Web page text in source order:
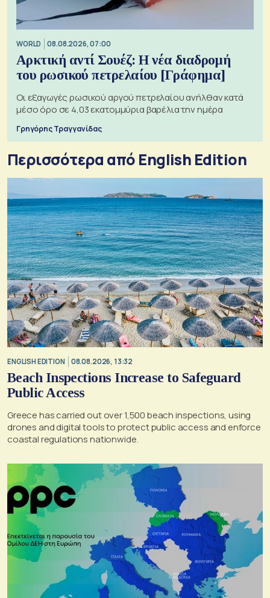
WORLD 08.08.2026, 07:00
Αρκτική αντί Σουέζ: Η νέα διαδρομή
του ρωσικού πετρελαίου [Γράφημα]
Οι εξαγωγές ρωσικού αργού πετρελαίου ανήλθαν κατά
μέσο όρο σε 4,03 εκατομμύρια βαρέλια την ημέρα
Γρηγόρης Τραγγανίδας
Περισσότερα από English Edition
ENGLISH EDITION 08.08.2026, 13:32
Beach Inspections Increase to Safeguard
Public Access
Greece has carried out over 1,500 beach inspections, using
drones and digital tools to protect public access and enforce
coastal regulations nationwide.